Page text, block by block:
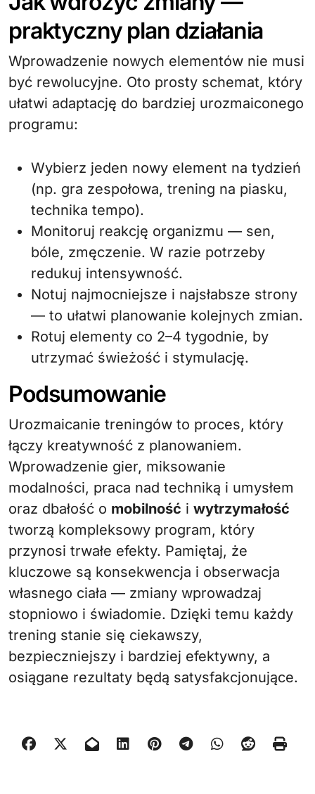
praktyczny plan działania
Wprowadzenie nowych elementów nie musi
być rewolucyjne. Oto prosty schemat, który
ułatwi adaptację do bardziej urozmaiconego
programu:
Wybierz jeden nowy element na tydzień
(np. gra zespołowa, trening na piasku,
technika tempo).
Monitoruj reakcję organizmu — sen,
bóle, zmęczenie. W razie potrzeby
redukuj intensywność.
Notuj najmocniejsze i najsłabsze strony
— to ułatwi planowanie kolejnych zmian.
Rotuj elementy co 2–4 tygodnie, by
utrzymać świeżość i stymulację.
Podsumowanie
Urozmaicanie treningów to proces, który
łączy kreatywność z planowaniem.
Wprowadzenie gier, miksowanie
modalności, praca nad techniką i umysłem
oraz dbałość o mobilność i wytrzymałość
tworzą kompleksowy program, który
przynosi trwałe efekty. Pamiętaj, że
kluczowe są konsekwencja i obserwacja
własnego ciała — zmiany wprowadzaj
stopniowo i świadomie. Dzięki temu każdy
trening stanie się ciekawszy,
bezpieczniejszy i bardziej efektywny, a
osiągane rezultaty będą satysfakcjonujące.